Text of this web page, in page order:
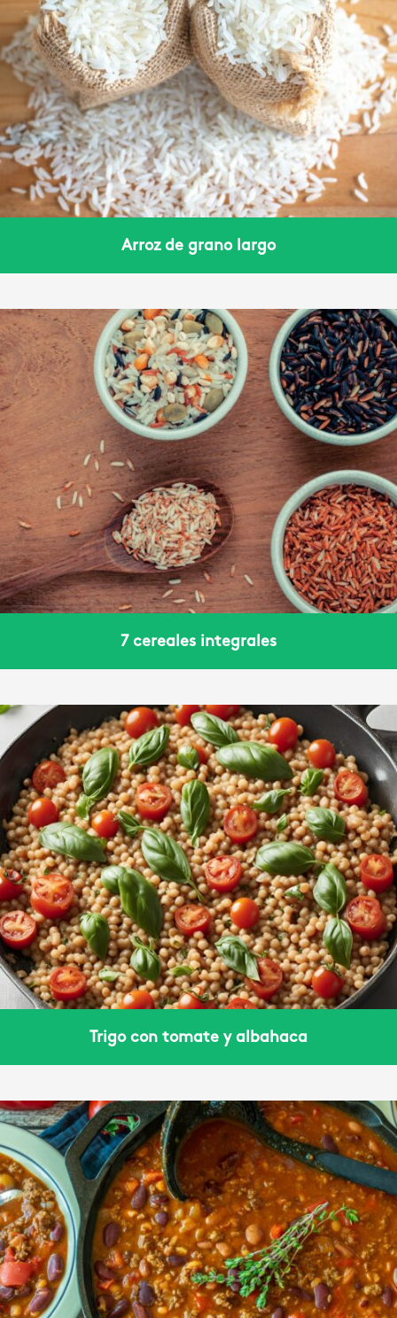
Arroz de grano largo
7 cereales integrales
Trigo con tomate y albahaca